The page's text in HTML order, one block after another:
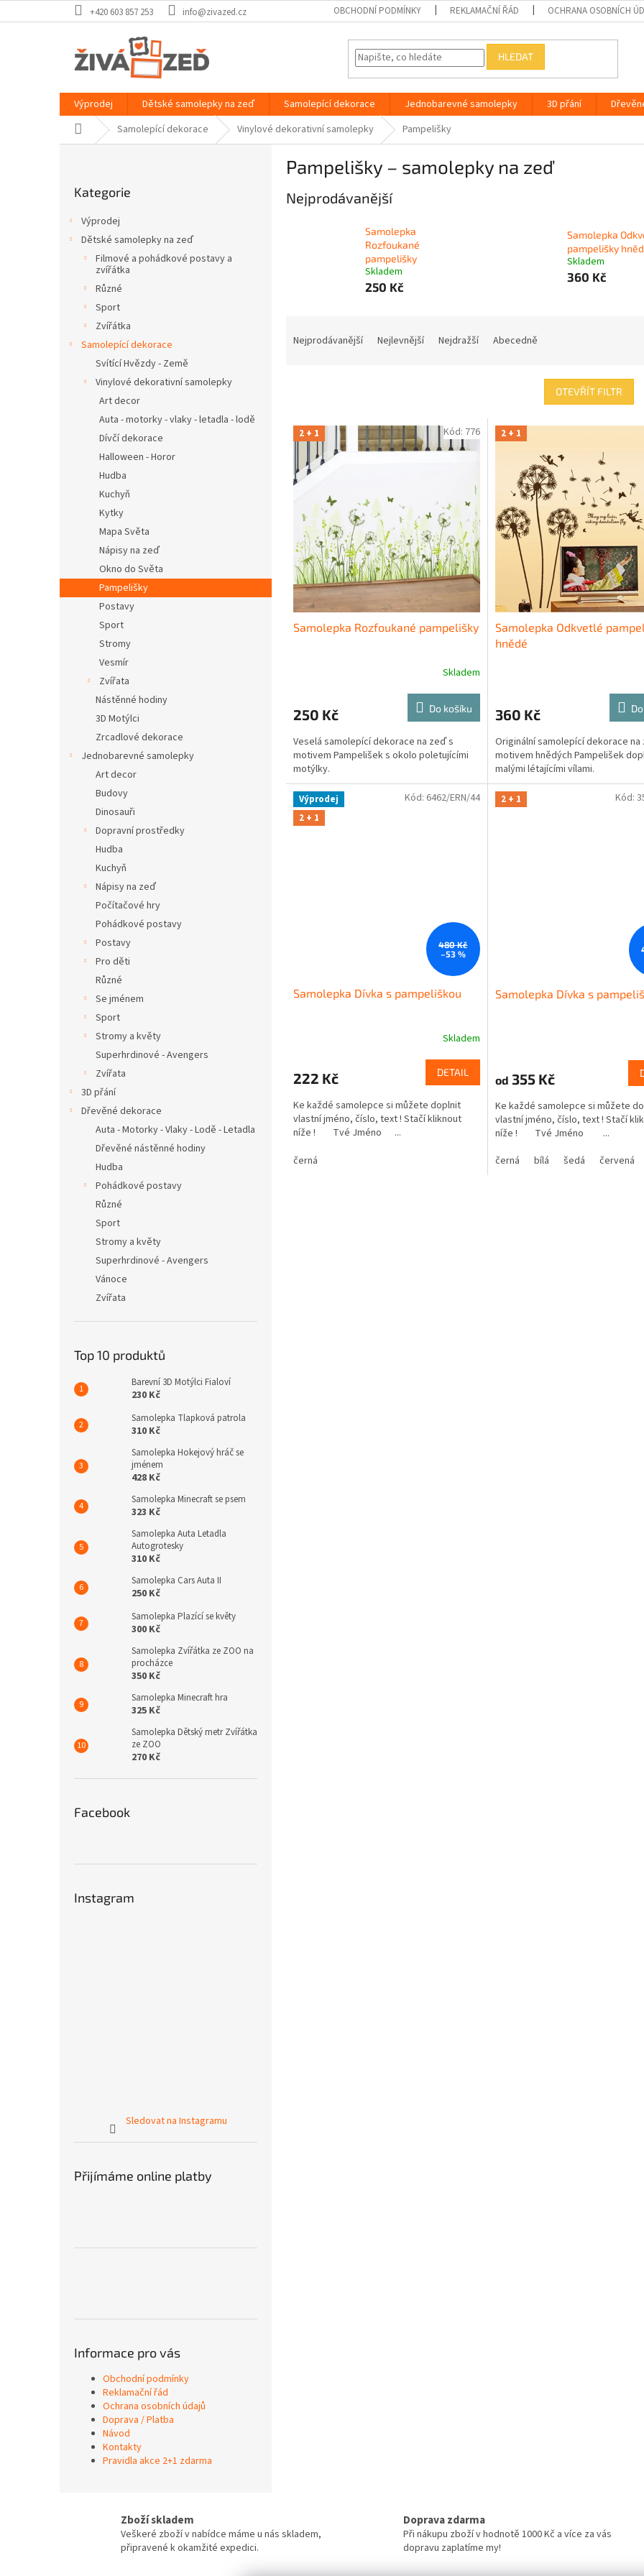
na
+420 603 857 253 info@zivazed.cz OBCHODNÍ PODMÍNKY REKLAMAČNÍ ŘÁD OCHRANA OSOBNÍCH
HLEDAT
Výprodej Dětské samolepky na zeď Samolepící dekorace Jednobarevné samolepky 3D přání
Domů Samolepící dekorace Vinylové dekorativní samolepky Pampelišky
kategorie
Kategorie
Výprodej
Dětské samolepky na zeď
Filmové a pohádkové postavy a
zvířátka
Různé
Sport
Zvířátka
Samolepící dekorace
Svítící Hvězdy - Země
Vinylové dekorativní samolepky
Art decor
Auta - motorky - vlaky - letadla - lodě
Dívčí dekorace
Halloween - Horor
Hudba
Kuchyň
Kytky
Mapa Světa
Nápisy na zeď
Okno do Světa
Pampelišky
Postavy
Sport
Stromy
Vesmír
Zvířata
Nástěnné hodiny
3D Motýlci
Zrcadlové dekorace
Jednobarevné samolepky
Art decor
Budovy
Dinosauři
Dopravní prostředky
Hudba
Kuchyň
Nápisy na zeď
Počítačové hry
Pohádkové postavy
Postavy
Pro děti
Různé
Se jménem
Sport
Stromy a květy
Superhrdinové - Avengers
Zvířata
3D přání
Dřevěné dekorace
Auta - Motorky - Vlaky - Lodě - Letadla
Dřevěné nástěnné hodiny
Hudba
Pohádkové postavy
Různé
Sport
Stromy a květy
Superhrdinové - Avengers
Vánoce
Zvířata
Top 10 produktů
Barevní 3D Motýlci Fialoví
230 Kč
Samolepka Tlapková patrola
310 Kč
Samolepka Hokejový hráč se
jménem
428 Kč
Samolepka Minecraft se psem
323 Kč
Samolepka Auta Letadla
Autogrotesky
310 Kč
Samolepka Cars Auta II
250 Kč
Samolepka Plazící se květy
300 Kč
Samolepka Zvířátka ze ZOO na
procházce
350 Kč
Samolepka Minecraft hra
325 Kč
Samolepka Dětský metr Zvířátka
ze ZOO
270 Kč
Facebook
Instagram
Sledovat na Instagramu
Přijímáme online platby
Informace pro vás
Obchodní podmínky
Reklamační řád
Ochrana osobních údajů
Doprava / Platba
Návod
Kontakty
Pravidla akce 2+1 zdarma
Pampelišky – samolepky na zeď
Nejprodávanější
Samolepka
Rozfoukané
pampelišky
Skladem
250 Kč
Samolepka
pampelišky
Skladem
360 Kč
Nejprodávanější Nejlevnější Nejdražší Abecedně
OTEVŘÍT FILTR
V 2 + 1
Samolepka Rozfoukané pampelišky
Skladem
250 Kč Do košíku
Veselá samolepící dekorace na zeď s
motivem Pampelišek s okolo poletujícími
motýlky.
Kód: 776 2 + 1
Samolepka Odkvetlé
hnědé
360 Kč
Originální samolepící dekorace na
motivem hnědých Pampelišek
malými létajícími vílami.
Výprodej
2 + 1
480 Kč
–53 %
Samolepka Dívka s pampeliškou
Skladem
222 Kč DETAIL
Ke každé samolepce si můžete doplnit
vlastní jméno, číslo, text ! Stačí kliknout
níže ! Tvé Jméno ...
černá
Kód: 6462/ERN/44 2 + 1
Samolepka Dívka s
od 355 Kč
Ke každé samolepce si můžete
vlastní jméno, číslo, text ! Stačí
níže ! Tvé Jméno ...
černá
bílá šedá červená
Kód:
Zboží skladem
Veškeré zboží v nabídce máme u nás skladem,
připravené k okamžité expedici.
Doprava zdarma
Při nákupu zboží v hodnotě 1000 Kč a více za vás
dopravu zaplatíme my!